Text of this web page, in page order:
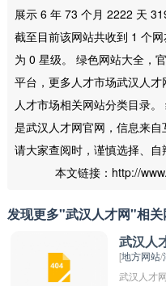
展示 6 年 73 个月 2222 天
截至目前该网站共收到 1 个
为 0 星级。 绿色网站大全，
平台，更多人才市场武汉人
人才市场相关网站分类目录
是武汉人才网官网，信息来自
请大家查阅时，谨慎选择、自
本文链接：http://
发现更多"武汉人才网"相关
武汉人
[地方网站/
武汉人才